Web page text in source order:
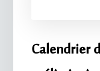
Calendrier